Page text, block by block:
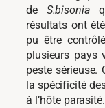
de S.bisonia
résultats ont
pu être
plusieurs pays
peste sérieuse.
la spécificité
à l’hôte